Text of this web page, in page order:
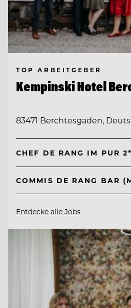
TOP ARBEITGEBER
Kempinski Hotel
83471 Berchtesgaden,
CHEF DE RANG IM PUR
COMMIS DE RANG BAR
Entdecke alle Jobs